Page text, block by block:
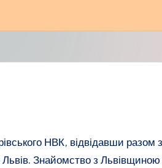
НВК, відвідавши разом з
Знайомство з Львівщиною